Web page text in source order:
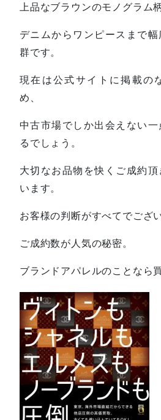
上品なブラウンのモノグラム柄
デニムからワンピースまで
群です。
現在は公式サイトに掲載の
め、
中古市場でしか出会えない一
るでしょう。
大切なお品物を快くご成約
います。
お客様の判断がすべてでござ
ご成約数が人気の秘密。
ブランドアパレルのことなら